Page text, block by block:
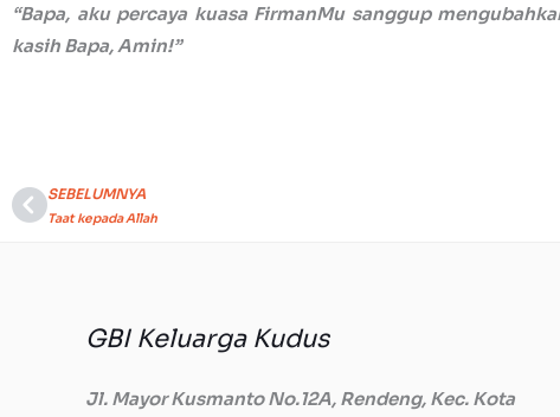
“Bapa, aku percaya kuasa FirmanMu sanggup
kasih Bapa, Amin!”
Prev
SEBELUMNYA
Taat kepada Allah
GBI Keluarga Kudus
Jl. Mayor Kusmanto No.12A, Rendeng, Kec. Kota